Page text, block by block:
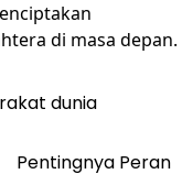
di masa depan.
dunia
Pentingnya Peran